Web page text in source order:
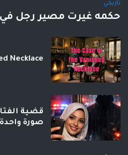
تاريخي
حكمه غيرت مصير رجل في
Necklace
قضية
صورة واحدة